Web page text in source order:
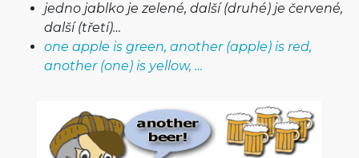
jedno jablko je zelené, další (druhé) je červené,
další (třetí)…
one apple is green, another (apple) is red,
another (one) is yellow, …